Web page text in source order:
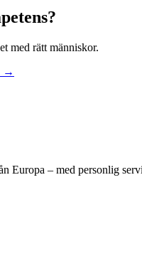
med rätt människor.
→
Europa – med personlig